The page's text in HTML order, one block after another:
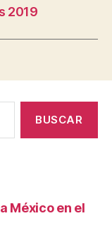
2019
México en el